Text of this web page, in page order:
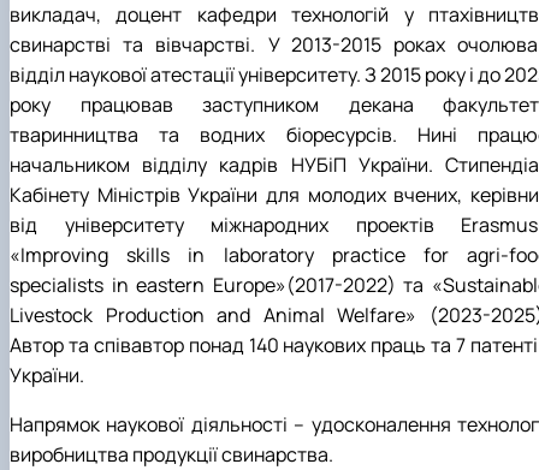
викладач, доцент кафедри технологій у
свинарстві та вівчарстві. У 2013-2015 роках
відділ наукової атестації університету. З 2015 року і до
року працював заступником декана
тваринництва та водних біоресурсів. Нині
начальником відділу кадрів НУБіП України.
Кабінету Міністрів України для молодих вчених,
від університету міжнародних проектів
«Improving skills in laboratory practice for agri-
specialists in eastern Europe»(2017-2022) та
Livestock Production and Animal Welfare» (2023-
Автор та співавтор понад 140 наукових праць та 7
України.
Напрямок наукової діяльності – удосконалення
виробництва продукції свинарства.